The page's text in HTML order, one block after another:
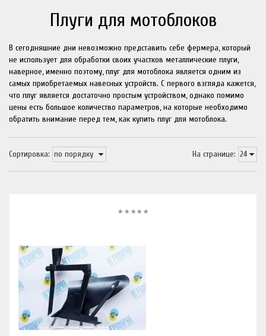
Плуги для мотоблоков
В сегодняшние дни невозможно представить себе фермера, который
не использует для обработки своих участков металлические плуги,
наверное, именно поэтому, плуг для мотоблока является одним из
самых приобретаемых навесных устройств. С первого взгляда кажется,
что плуг является достаточно простым устройством, однако помимо
цены есть большое количество параметров, на которые необходимо
обратить внимание перед тем, как купить плуг для мотоблока.
На странице:
Сортировка: